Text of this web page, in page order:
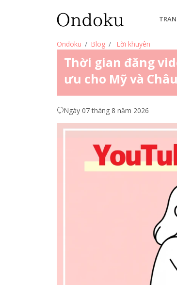
Ondoku Blog Lời khuyên
Thời gian đăng
ưu cho Mỹ và
Ngày 07 tháng 8 năm 2026